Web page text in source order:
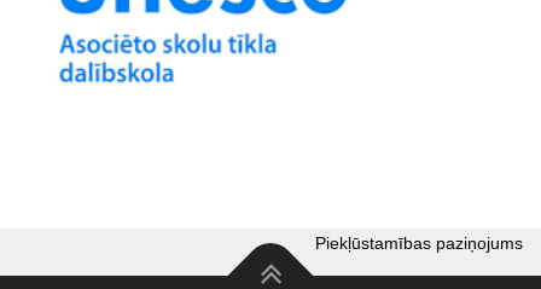
Piekļūstamības paziņojums